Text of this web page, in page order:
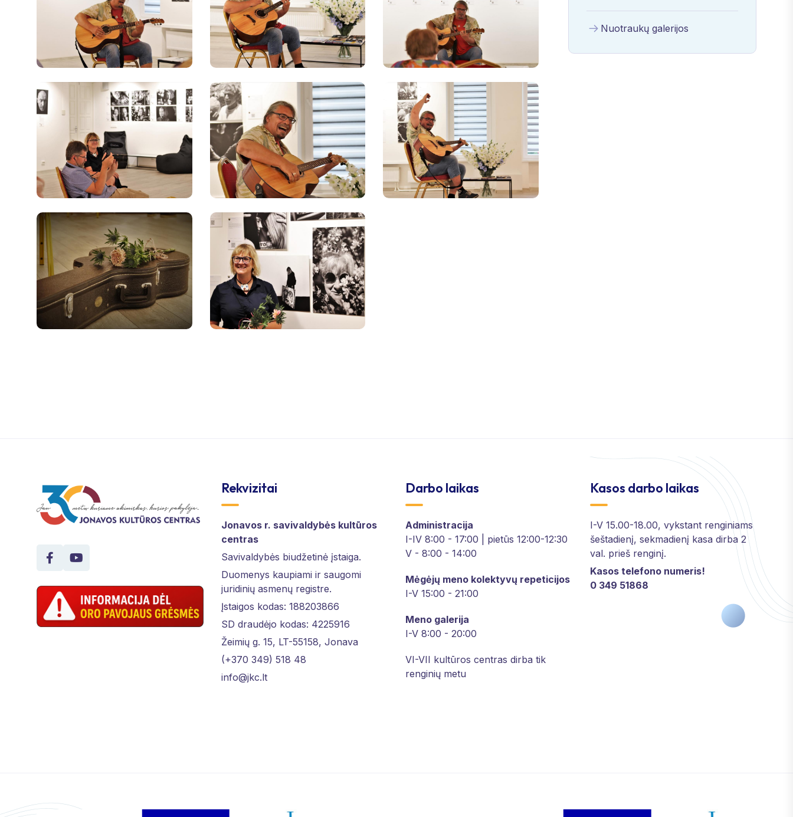
Nuotraukų galerijos
Rekvizitai
Jonavos r. savivaldybės kultūros
centras
Savivaldybės biudžetinė įstaiga.
Duomenys kaupiami ir saugomi
juridinių asmenų registre.
Įstaigos kodas: 188203866
SD draudėjo kodas: 4225916
Žeimių g. 15, LT-55158, Jonava
(+370 349) 518 48
info@jkc.lt
Darbo laikas
Administracija
I-IV 8:00 - 17:00 | pietūs 12:00-12:30
V - 8:00 - 14:00
Mėgėjų meno kolektyvų repeticijos
I-V 15:00 - 21:00
Meno galerija
I-V 8:00 - 20:00
VI-VII kultūros centras dirba tik
renginių metu
Kasos darbo laikas
I-V 15.00-18.00, vykstant renginiams
šeštadienį, sekmadienį kasa dirba 2
val. prieš renginį.
Kasos telefono numeris!
0 349 51868